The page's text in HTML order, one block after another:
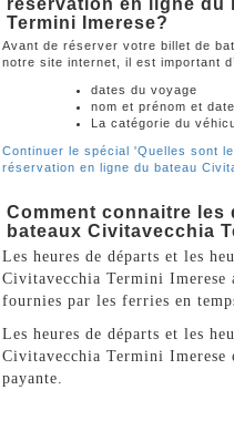
réservation en ligne du
Termini Imerese?
Avant de réserver votre billet de
notre site internet, il est important
dates du voyage
nom et prénom et
La catégorie du
Continuer le spécial 'Quelles sont
réservation en ligne du bateau
Comment connaitre les
bateaux Civitavecchia
Les heures de départs et les
Civitavecchia Termini
fournies par les ferries en
Les heures de départs et les
Civitavecchia Termini
payante.